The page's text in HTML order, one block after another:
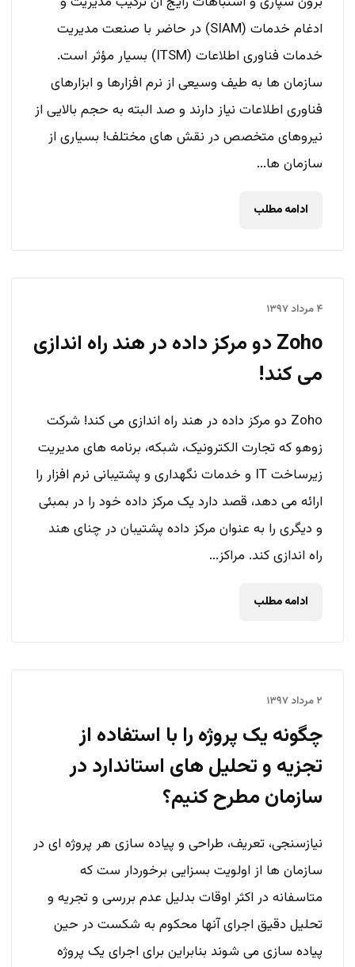
ادغام خدمات (SIAM) در حاضر با صنعت مدیریت
خدمات فناوری اطلاعات (ITSM) بسیار مؤثر است.
سازمان ها به طیف وسیعی از نرم افزارها و ابزارهای
فناوری اطلاعات نیاز دارند و صد البته به حجم بالایی از
نیروهای متخصص در نقش های مختلف! بسیاری از
سازمان ها...
ادامه مطلب
۴ مرداد ۱۳۹۷
Zoho دو مرکز داده در هند راه اندازی
می کند!
Zoho دو مرکز داده در هند راه اندازی می کند! شرکت
زوهو که تجارت الکترونیک، شبکه، برنامه های مدیریت
زیرساخت IT و خدمات نگهداری و پشتیبانی نرم افزار را
ارائه می دهد، قصد دارد یک مرکز داده خود را در بمبئی
و دیگری را به عنوان مرکز داده پشتیبان در چنای هند
راه اندازی کند. مراکز...
ادامه مطلب
۲ مرداد ۱۳۹۷
چگونه یک پروژه را با استفاده از
تجزیه و تحلیل های استاندارد در
سازمان مطرح کنیم؟
نیازسنجی، تعریف، طراحی و پیاده سازی هر پروژه ای در
سازمان ها از اولویت بسزایی برخوردار ست که
متاسفانه در اکثر اوقات بدلیل عدم بررسی و تجریه و
تحلیل دقیق اجرای آنها محکوم به شکست در حین
پیاده سازی می شوند بنابراین برای اجرای یک پروژه